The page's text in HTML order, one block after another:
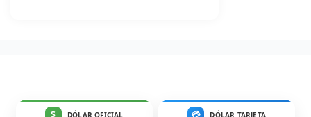
$ DÓLAR OFICIAL 💳 DÓLAR TARJETA